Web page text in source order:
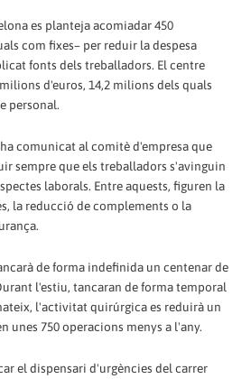
es planteja acomiadar 450
com fixes– per reduir la despesa
fonts dels treballadors. El centre
d'euros, 14,2 milions dels quals
personal.
comunicat al comitè d'empresa que
sempre que els treballadors s'avinguin
laborals. Entre aquests, figuren la
la reducció de complements o la
de forma indefinida un centenar de
l'estiu, tancaran de forma temporal
l'activitat quirúrgica es reduirà un
unes 750 operacions menys a l'any.
el dispensari d'urgències del carrer